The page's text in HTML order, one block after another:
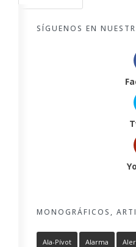
SÍGUENOS EN
MONOGRÁFICOS,
Ala-Pívot Alarma